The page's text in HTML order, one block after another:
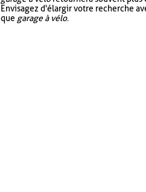
Envisagez d'élargir votre recherche
que garage à vélo.